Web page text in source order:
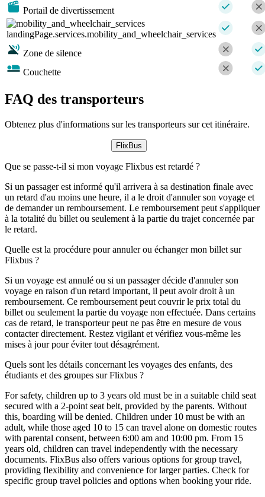
Portail de divertissement
landingPage.services.mobility_and_wheelchair_services
Zone de silence
Couchette
FAQ des transporteurs
Obtenez plus d'informations sur les transporteurs sur cet itinéraire.
FlixBus
Que se passe-t-il si mon voyage Flixbus est retardé ?
Si un passager est informé qu'il arrivera à sa destination finale avec
un retard d'au moins une heure, il a le droit d'annuler son voyage et
de demander un remboursement. Le remboursement peut s'appliquer
à la totalité du billet ou seulement à la partie du trajet concernée par
le retard.
Quelle est la procédure pour annuler ou échanger mon billet sur
Flixbus ?
Si un voyage est annulé ou si un passager décide d'annuler son
voyage en raison d'un retard important, il peut avoir droit à un
remboursement. Ce remboursement peut couvrir le prix total du
billet ou seulement la partie du voyage non effectuée. Dans certains
cas de retard, le transporteur peut ne pas être en mesure de vous
contacter directement. Restez vigilant et vérifiez vous-même les
mises à jour pour éviter tout désagrément.
Quels sont les détails concernant les voyages des enfants, des
étudiants et des groupes sur Flixbus ?
For safety, children up to 3 years old must be in a suitable child seat
secured with a 2-point seat belt, provided by the parents. Without
this, boarding will be denied. Children under 10 must be with an
adult, while those aged 10 to 15 can travel alone on domestic routes
with parental consent, between 6:00 am and 10:00 pm. From 15
years old, children can travel independently with the necessary
documents. FlixBus also offers various options for group travel,
providing flexibility and convenience for larger parties. Check for
specific group travel policies and options when booking your ride.